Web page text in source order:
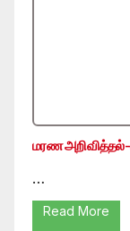
மரண அறிவித்தல்-
…
Read More